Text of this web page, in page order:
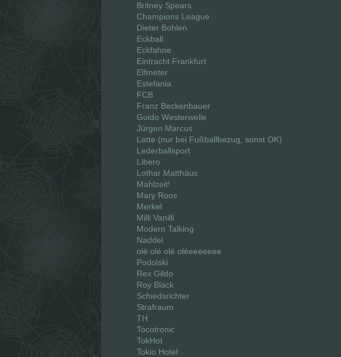
Britney Spears
Champions League
Dieter Bohlen
Eckball
Eckfahne
Eintracht Frankfurt
Elfmeter
Estefania
FCB
Franz Beckenbauer
Guido Westerwelle
Jürgen Marcus
Latte (nur bei Fußballbezug, sonst OK)
Lederballsport
Libero
Lothar Matthäus
Mahlzeit!
Mary Roos
Merkel
Milli Vanilli
Modern Talking
Naddel
olè olé olé oléeeeeeee
Podolski
Rex Gildo
Roy Black
Schiedsrichter
Strafraum
TH
Tocotronic
TokHot
Tokio Hotel